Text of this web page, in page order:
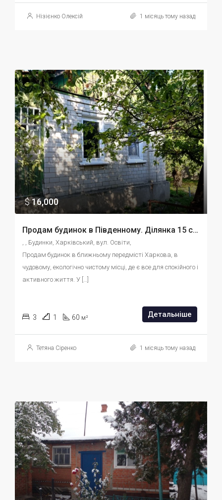
Нізієнко Олексій 1 місяць тому назад
$16,000
Продам будинок в Південному. Ділянка 15 соток. Тихий район. Відмінна ціна. id:4678964873
, , Будинки, Харківський, вул. Освіти,
Продам будинок в ближньому передмісті Харкова, в
чудовому, екологічно чистому місці, де є все для спокійного і
активного життя. У […]
3 1 60 м² Детальніше
Тетяна Сіренко 1 місяць тому назад